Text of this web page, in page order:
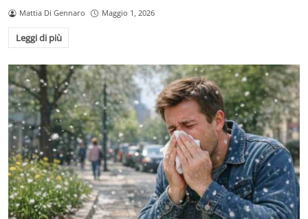
Mattia Di Gennaro Maggio 1, 2026
Leggi di più